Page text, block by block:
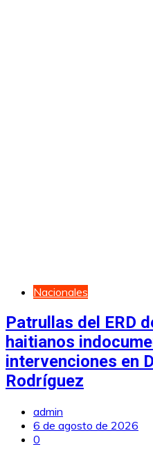
Nacionales
Patrullas del ERD
haitianos
intervenciones en
Rodríguez
admin
6 de agosto de 2026
0